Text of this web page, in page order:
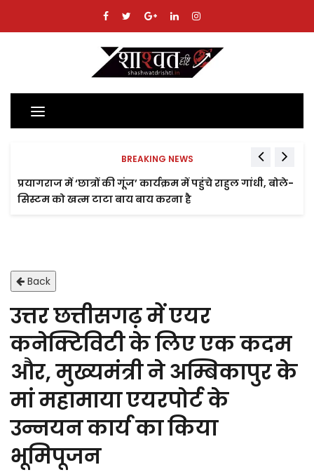
Toggle
navigation
BREAKING NEWS
प्रयागराज में ‘छात्रों की गूंज’ कार्यक्रम में पहुंचे राहुल गांधी, बोले-
सिस्टम को खत्म टाटा बाय बाय करना है
Back
उत्तर छत्तीसगढ़ में एयर
कनेक्टिविटी के लिए एक कदम
और, मुख्यमंत्री ने अम्बिकापुर के
मां महामाया एयरपोर्ट के
उन्नयन कार्य का किया
भूमिपूजन